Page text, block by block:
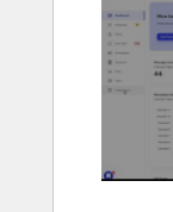
para
ver
otros
elementos